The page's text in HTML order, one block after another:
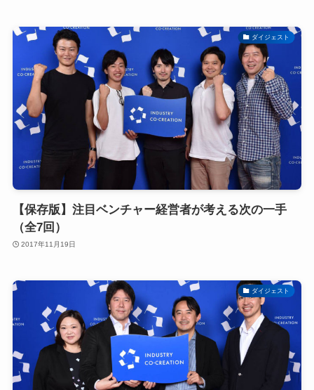
ダイジェスト
【保存版】注目ベンチャー経営者が考える次の一手
（全7回）
2017年11月19日
ダイジェスト